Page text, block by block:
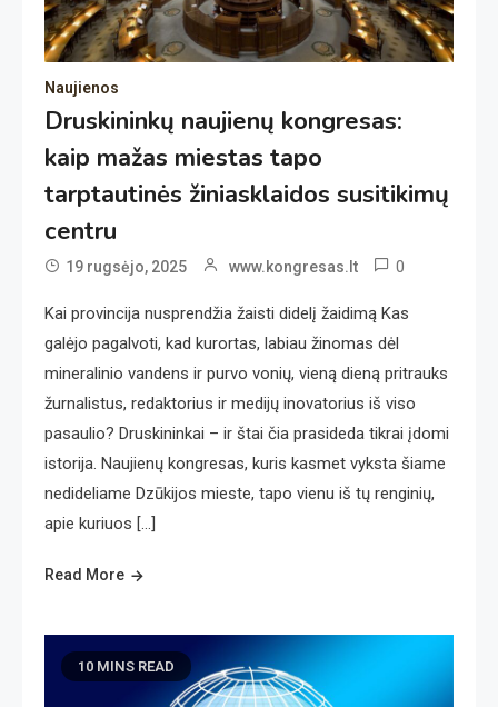
Naujienos
Druskininkų naujienų kongresas:
kaip mažas miestas tapo
tarptautinės žiniasklaidos susitikimų
centru
19 rugsėjo, 2025 www.kongresas.lt 0
Kai provincija nusprendžia žaisti didelį žaidimą Kas
galėjo pagalvoti, kad kurortas, labiau žinomas dėl
mineralinio vandens ir purvo vonių, vieną dieną pritrauks
žurnalistus, redaktorius ir medijų inovatorius iš viso
pasaulio? Druskininkai – ir štai čia prasideda tikrai įdomi
istorija. Naujienų kongresas, kuris kasmet vyksta šiame
nedideliame Dzūkijos mieste, tapo vienu iš tų renginių,
apie kuriuos […]
Read More
10 MINS READ